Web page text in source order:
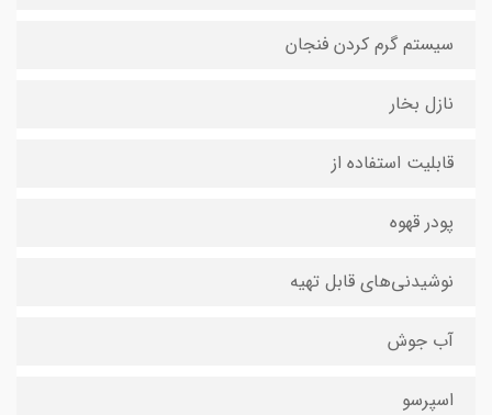
سیستم گرم کردن فنجان
نازل بخار
قابلیت استفاده از
پودر قهوه
نوشیدنی‌های قابل تهیه
آب جوش
اسپرسو